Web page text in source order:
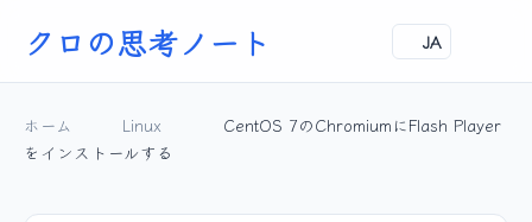
クロの思考ノート JA
ホーム Linux
CentOS 7のChromiumにFlash Player
をインストールする